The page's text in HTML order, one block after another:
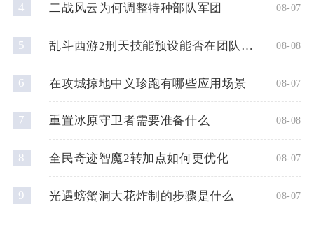
4 二战风云为何调整特种部队军团 08-07
5 乱斗西游2刑天技能预设能否在团队作战中发挥重要作用 08-08
6 在攻城掠地中义珍跑有哪些应用场景 08-07
7 重置冰原守卫者需要准备什么 08-08
8 全民奇迹智魔2转加点如何更优化 08-07
9 光遇螃蟹洞大花炸制的步骤是什么 08-07